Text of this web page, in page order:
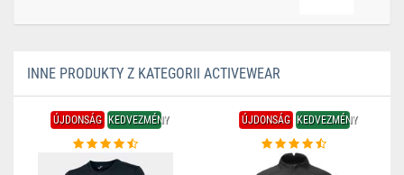
INNE PRODUKTY Z KATEGORII ACTIVEWEAR
ÚJDONSÁG KEDVEZMÉNY ÚJDONSÁG KEDVEZMÉNY